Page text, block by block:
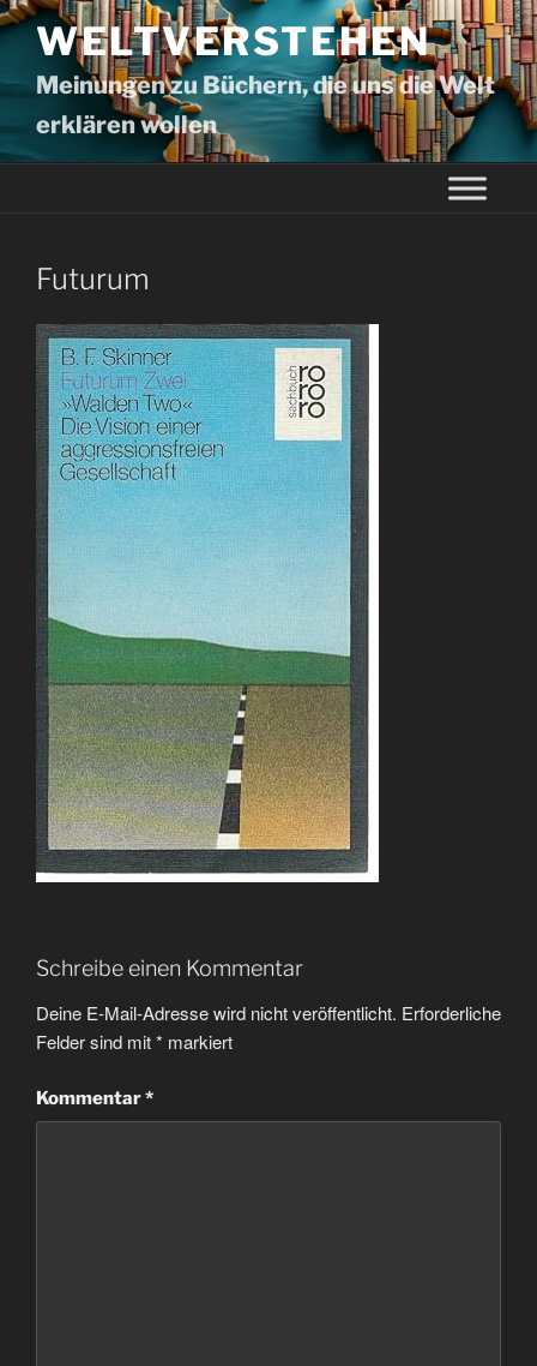
WELTVERSTEHEN
Meinungen zu Büchern, die uns die Welt
erklären wollen
Futurum
Schreibe einen Kommentar
Deine E-Mail-Adresse wird nicht veröffentlicht. Erforderliche
Felder sind mit* markiert
Kommentar*